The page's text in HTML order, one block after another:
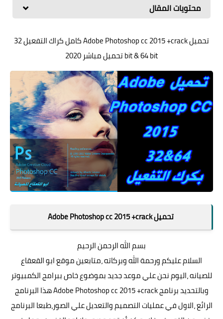
محتويات المقال
تحميل Adobe Photoshop cc 2015 +crack كامل كراك التفعيل 32
bit & 64 bit تحميل مباشر 2020
تحميل Adobe Photoshop cc 2015 +crack
بسم الله الرحمن الرحيم
السلام عليكم ورحمة الله وبركاته ،متابعين موقع ابو القعقاع
للصيانه ،اليوم نحن علي موعد جديد بموضوع خاص ببرامج الكمبيوتر
وبالتحديد برنامج Adobe Photoshop cc 2015 +crack هذا البرنامج
الرائع ،الاول في عمليات التصميم والتعديل علي الصور،طبعا البرنامج